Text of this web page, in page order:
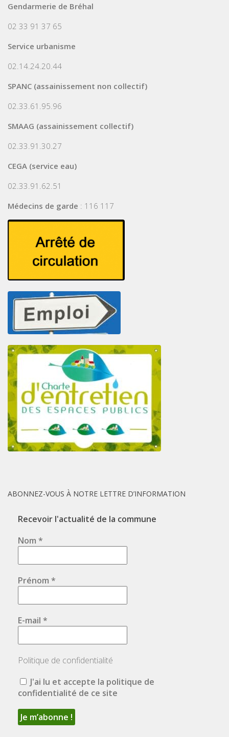
Gendarmerie de Bréhal
02 33 91 37 65
Service urbanisme
02.14.24.20.44
SPANC (assainissement non collectif)
02.33.61.95.96
SMAAG (assainissement collectif)
02.33.91.30.27
CEGA (service eau)
02.33.91.62.51
Médecins de garde : 116 117
ABONNEZ-VOUS À NOTRE LETTRE D’INFORMATION
Recevoir l'actualité de la commune
Nom *
Prénom *
E-mail *
Politique de confidentialité
J'ai lu et accepte la politique de
confidentialité de ce site